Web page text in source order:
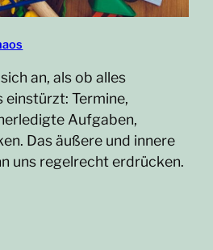
an, als ob alles
einstürzt: Termine,
Aufgaben,
Das äußere und innere
uns regelrecht erdrücken.